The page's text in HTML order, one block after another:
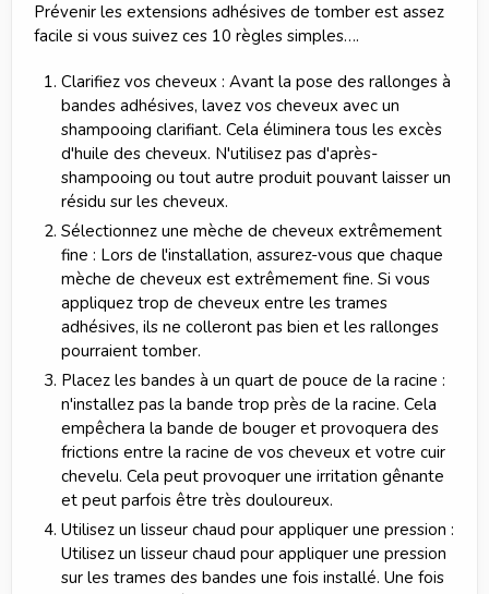
Prévenir les extensions adhésives de tomber est assez
facile si vous suivez ces 10 règles simples….
Clarifiez vos cheveux : Avant la pose des rallonges à
bandes adhésives, lavez vos cheveux avec un
shampooing clarifiant. Cela éliminera tous les excès
d'huile des cheveux. N'utilisez pas d'après-
shampooing ou tout autre produit pouvant laisser un
résidu sur les cheveux.
Sélectionnez une mèche de cheveux extrêmement
fine : Lors de l'installation, assurez-vous que chaque
mèche de cheveux est extrêmement fine. Si vous
appliquez trop de cheveux entre les trames
adhésives, ils ne colleront pas bien et les rallonges
pourraient tomber.
Placez les bandes à un quart de pouce de la racine :
n'installez pas la bande trop près de la racine. Cela
empêchera la bande de bouger et provoquera des
frictions entre la racine de vos cheveux et votre cuir
chevelu. Cela peut provoquer une irritation gênante
et peut parfois être très douloureux.
Utilisez un lisseur chaud pour appliquer une pression :
Utilisez un lisseur chaud pour appliquer une pression
sur les trames des bandes une fois installé. Une fois